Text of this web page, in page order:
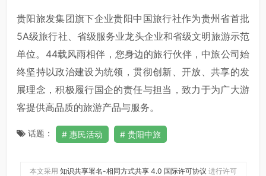
贵阳旅发集团旗下企业贵阳中国旅行社作为贵州省首批
5A级旅行社、省级服务业龙头企业和省级文明旅游示范
单位。44载风雨相伴，您身边的旅行伙伴，中旅公司始
终坚持以政治建设为统领，贯彻创新、开放、共享的发
展理念，积极履行国企的责任与担当，致力于为广大游
客提供高品质的旅游产品与服务。
话题： 惠民活动 贵阳中旅
本文采用 知识共享署名-相同方式共享 4.0 国际许可协议 进行许可